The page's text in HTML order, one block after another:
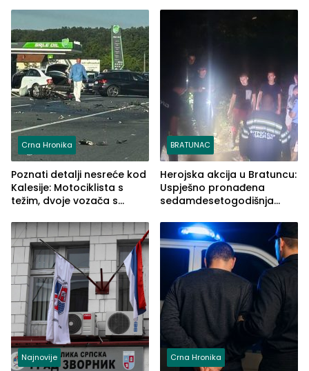
Crna Hronika
Poznati detalji nesreće kod
Kalesije: Motociklista s
težim, dvoje vozača s
BRATUNAC
Herojska akcija u Bratuncu:
Uspješno pronađena
sedamdesetogodišnja
Kravice.
Najnovije Crna Hronika